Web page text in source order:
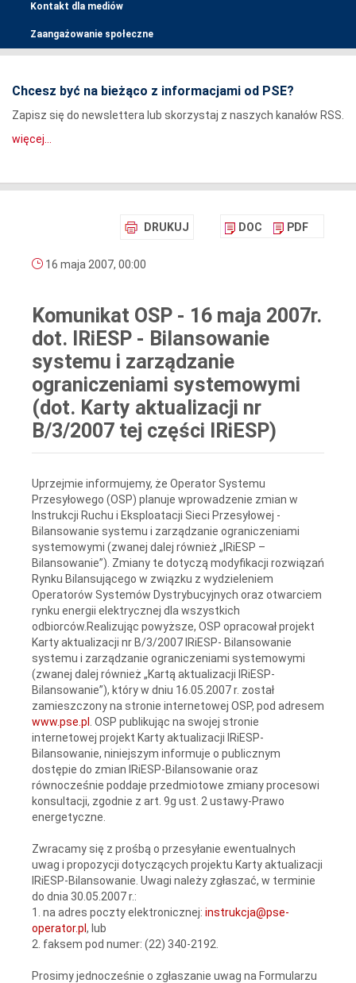
Kontakt dla mediów
Zaangażowanie społeczne
Chcesz być na bieżąco z informacjami od PSE?
Zapisz się do newslettera lub skorzystaj z naszych kanałów RSS.
więcej...
DRUKUJ DOC PDF
16 maja 2007, 00:00
Komunikat OSP - 16 maja 2007r.
dot. IRiESP - Bilansowanie
systemu i zarządzanie
ograniczeniami systemowymi
(dot. Karty aktualizacji nr
B/3/2007 tej części IRiESP)
Uprzejmie informujemy, że Operator Systemu
Przesyłowego (OSP) planuje wprowadzenie zmian w
Instrukcji Ruchu i Eksploatacji Sieci Przesyłowej -
Bilansowanie systemu i zarządzanie ograniczeniami
systemowymi (zwanej dalej również „IRiESP –
Bilansowanie”). Zmiany te dotyczą modyfikacji rozwiązań
Rynku Bilansującego w związku z wydzieleniem
Operatorów Systemów Dystrybucyjnych oraz otwarciem
rynku energii elektrycznej dla wszystkich
odbiorców.Realizując powyższe, OSP opracował projekt
Karty aktualizacji nr B/3/2007 IRiESP- Bilansowanie
systemu i zarządzanie ograniczeniami systemowymi
(zwanej dalej również „Kartą aktualizacji IRiESP-
Bilansowanie”), który w dniu 16.05.2007 r. został
zamieszczony na stronie internetowej OSP, pod adresem
www.pse.pl
. OSP publikując na swojej stronie
internetowej projekt Karty aktualizacji IRiESP-
Bilansowanie, niniejszym informuje o publicznym
dostępie do zmian IRiESP-Bilansowanie oraz
równocześnie poddaje przedmiotowe zmiany procesowi
konsultacji, zgodnie z art. 9g ust. 2 ustawy-Prawo
energetyczne.
Zwracamy się z prośbą o przesyłanie ewentualnych
uwag i propozycji dotyczących projektu Karty aktualizacji
IRiESP-Bilansowanie. Uwagi należy zgłaszać, w terminie
do dnia 30.05.2007 r.:
1. na adres poczty elektronicznej: instrukcja@pse-
operator.pl , lub
2. faksem pod numer: (22) 340-2192.
Prosimy jednocześnie o zgłaszanie uwag na Formularzu